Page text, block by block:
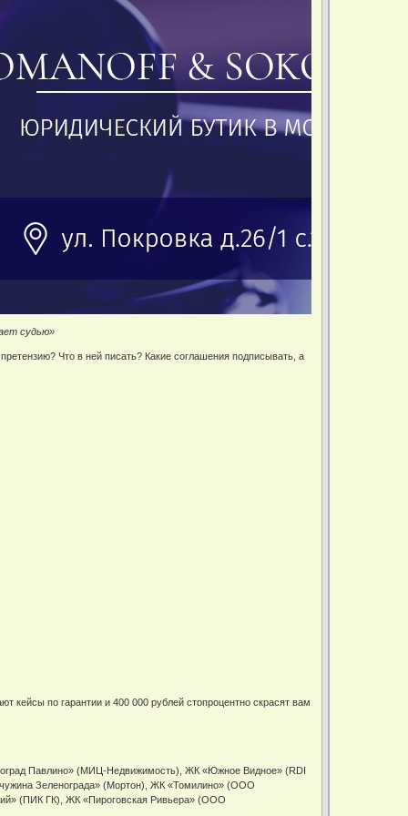
судью»
Что в ней писать? Какие соглашения подписывать, а
по гарантии и 400 000 рублей стопроцентно скрасят вам
Павлино» (МИЦ-Недвижимость), ЖК «Южное Видное» (RDI
Зеленограда» (Мортон), ЖК «Томилино» (ООО
(ПИК ГК), ЖК «Пироговская Ривьера» (ООО